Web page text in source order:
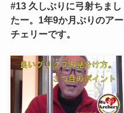
#13 久しぶりに弓射ちまし
たー。1年9か月ぶりのアー
チェリーです。